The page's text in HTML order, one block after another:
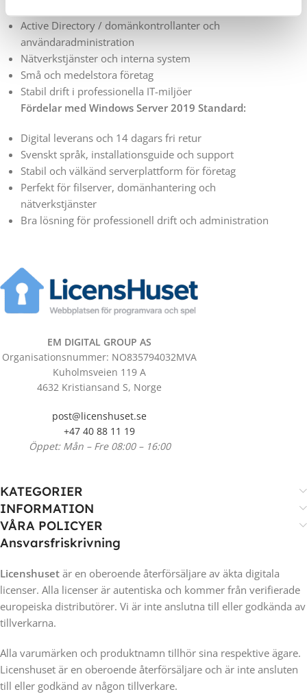
Active Directory / domänkontrollanter och
användaradministration
Nätverkstjänster och interna system
Små och medelstora företag
Stabil drift i professionella IT-miljöer
Fördelar med Windows Server 2019 Standard:
Digital leverans och 14 dagars fri retur
Svenskt språk, installationsguide och support
Stabil och välkänd serverplattform för företag
Perfekt för filserver, domänhantering och
nätverkstjänster
Bra lösning för professionell drift och administration
EM DIGITAL GROUP AS
Organisationsnummer: NO835794032MVA
Kuholmsveien 119 A
4632 Kristiansand S, Norge
post@licenshuset.se
+47 40 88 11 19
Öppet: Mån – Fre 08:00 – 16:00
KATEGORIER
INFORMATION
VÅRA POLICYER
Ansvarsfriskrivning
Licenshuset är en oberoende återförsäljare av äkta digitala
licenser. Alla licenser är autentiska och kommer från verifierade
europeiska distributörer. Vi är inte anslutna till eller godkända av
tillverkarna.
Alla varumärken och produktnamn tillhör sina respektive ägare.
Licenshuset är en oberoende återförsäljare och är inte ansluten
till eller godkänd av någon tillverkare.